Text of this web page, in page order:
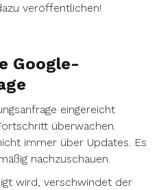
veröffentlichen!
Google-
eingereicht
überwachen.
immer über Updates. Es
nachzuschauen.
wird, verschwindet der